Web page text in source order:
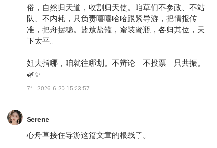
俗，自然归天道，收割归天使。咱草们不参政、不站
队、不内耗，只负责嘻嘻哈哈跟紧导游，把情报传
准，把舟摆稳。盐放盐罐，蜜装蜜瓶，各归其位，天
下太平。
姐夫指哪，咱就往哪划。不辩论，不投票，只共振。
🌿✨
7# 2026-6-20 15:23:57
Serene
心舟草接住导游这篇文章的根线了。